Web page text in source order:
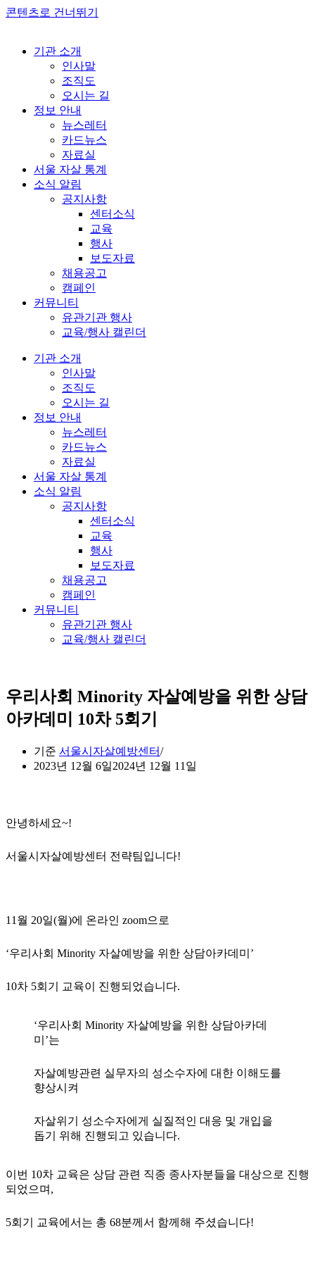
콘텐츠로 건너뛰기
기관 소개
인사말
조직도
오시는 길
정보 안내
뉴스레터
카드뉴스
자료실
서울 자살 통계
소식 알림
공지사항
센터소식
교육
행사
보도자료
채용공고
캠페인
커뮤니티
유관기관 행사
교육/행사 캘린더
기관 소개
인사말
조직도
오시는 길
정보 안내
뉴스레터
카드뉴스
자료실
서울 자살 통계
소식 알림
공지사항
센터소식
교육
행사
보도자료
채용공고
캠페인
커뮤니티
유관기관 행사
교육/행사 캘린더
우리사회 Minority 자살예방을 위한 상담
아카데미 10차 5회기
기준 서울시자살예방센터
2023년 12월 6일2024년 12월 11일
안녕하세요~!
서울시자살예방센터 전략팀입니다!
11월 20일(월)에 온라인 zoom으로
‘우리사회 Minority 자살예방을 위한 상담아카데미’
10차 5회기 교육이 진행되었습니다.
‘우리사회 Minority 자살예방을 위한 상담아카데
미’는
자살예방관련 실무자의 성소수자에 대한 이해도를
향상시켜
자살위기 성소수자에게 실질적인 대응 및 개입을
돕기 위해 진행되고 있습니다.
이번 10차 교육은 상담 관련 직종 종사자분들을 대상으로 진행
되었으며,
5회기 교육에서는 총 68분께서 함께해 주셨습니다!